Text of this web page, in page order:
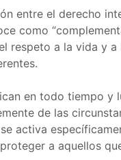
entre el derecho
como
respeto a la vida y
en todo tiempo y
de las
activa
a aquellos